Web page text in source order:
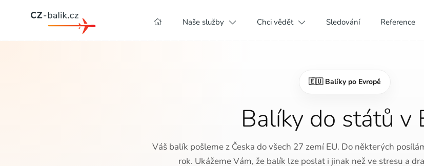
Naše služby Chci vědět Sledování Reference
🇪🇺 Balíky po Evropě
Balíky do států v
Váš balík pošleme z Česka do všech 27 zemí EU. Do některých
rok. Ukážeme Vám, že balík lze poslat i jinak než ve stresu a